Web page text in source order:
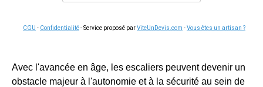
CGU - Confidentialité- Service proposé parViteUnDevis.com -Vous êtes un artisan ?
Avec l'avancée en âge, les escaliers peuvent devenir un
obstacle majeur à l'autonomie et à la sécurité au sein de